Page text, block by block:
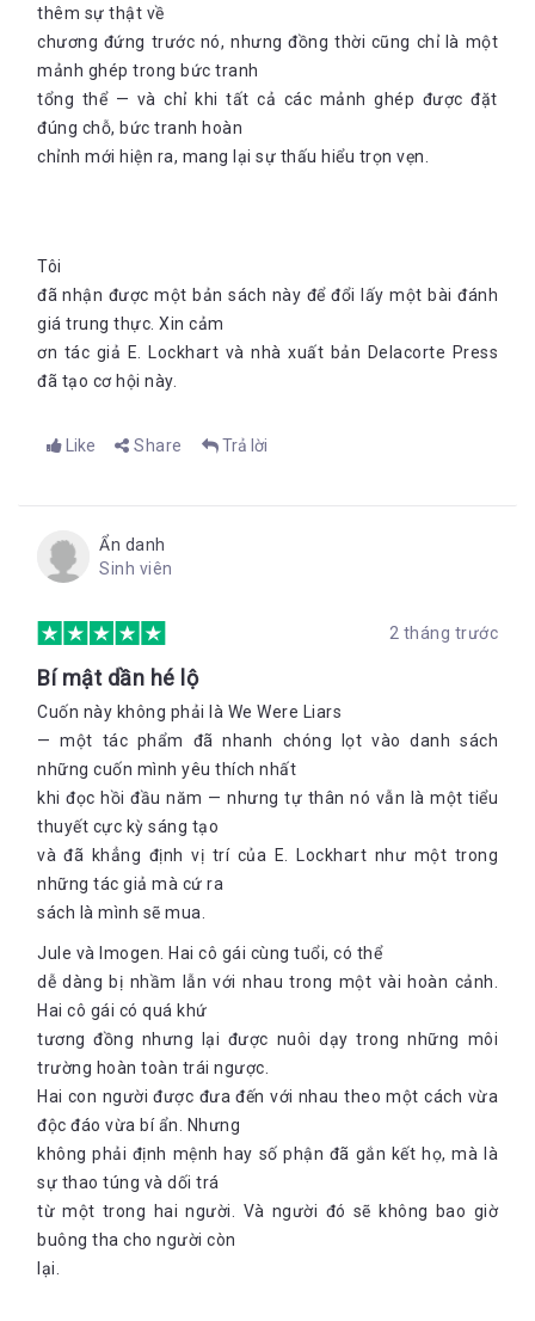
thêm sự thật về
chương đứng trước nó, nhưng đồng thời cũng chỉ là một
mảnh ghép trong bức tranh
tổng thể — và chỉ khi tất cả các mảnh ghép được đặt
đúng chỗ, bức tranh hoàn
chỉnh mới hiện ra, mang lại sự thấu hiểu trọn vẹn.
Tôi
đã nhận được một bản sách này để đổi lấy một bài đánh
giá trung thực. Xin cảm
ơn tác giả E. Lockhart và nhà xuất bản Delacorte Press
đã tạo cơ hội này.
Like Share Trả lời
Ẩn danh
Sinh viên
2 tháng trước
Bí mật dần hé lộ
Cuốn này không phải là We Were Liars
— một tác phẩm đã nhanh chóng lọt vào danh sách
những cuốn mình yêu thích nhất
khi đọc hồi đầu năm — nhưng tự thân nó vẫn là một tiểu
thuyết cực kỳ sáng tạo
và đã khẳng định vị trí của E. Lockhart như một trong
những tác giả mà cứ ra
sách là mình sẽ mua.
Jule và Imogen. Hai cô gái cùng tuổi, có thể
dễ dàng bị nhầm lẫn với nhau trong một vài hoàn cảnh.
Hai cô gái có quá khứ
tương đồng nhưng lại được nuôi dạy trong những môi
trường hoàn toàn trái ngược.
Hai con người được đưa đến với nhau theo một cách vừa
độc đáo vừa bí ẩn. Nhưng
không phải định mệnh hay số phận đã gắn kết họ, mà là
sự thao túng và dối trá
từ một trong hai người. Và người đó sẽ không bao giờ
buông tha cho người còn
lại.